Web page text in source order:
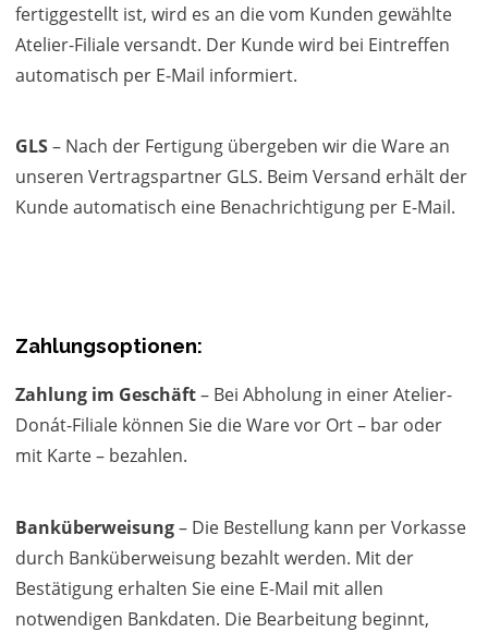
fertiggestellt ist, wird es an die vom Kunden gewählte
Atelier-Filiale versandt. Der Kunde wird bei Eintreffen
automatisch per E-Mail informiert.
GLS– Nach der Fertigung übergeben wir die Ware an
unseren Vertragspartner GLS. Beim Versand erhält der
Kunde automatisch eine Benachrichtigung per E-Mail.
Zahlungsoptionen:
Zahlung im Geschäft– Bei Abholung in einer Atelier-
Donát-Filiale können Sie die Ware vor Ort – bar oder
mit Karte – bezahlen.
Banküberweisung– Die Bestellung kann per Vorkasse
durch Banküberweisung bezahlt werden. Mit der
Bestätigung erhalten Sie eine E-Mail mit allen
notwendigen Bankdaten. Die Bearbeitung beginnt,